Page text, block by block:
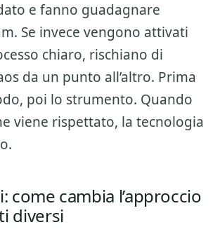
e fanno guadagnare
Se invece vengono attivati
chiaro, rischiano di
da un punto all’altro. Prima
poi lo strumento. Quando
viene rispettato, la tecnologia
come cambia l’approccio
diversi